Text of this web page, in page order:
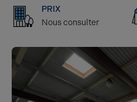
PRIX
Nous consulter